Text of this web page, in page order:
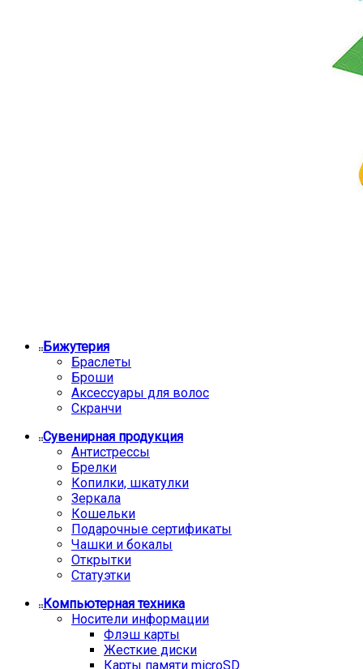
Бижутерия
Браслеты
Броши
Аксессуары для волос
Скранчи
Сувенирная продукция
Антистрессы
Брелки
Копилки, шкатулки
Зеркала
Кошельки
Подарочные сертификаты
Чашки и бокалы
Открытки
Статуэтки
Компьютерная техника
Носители информации
Флэш карты
Жесткие диски
Карты памяти microSD